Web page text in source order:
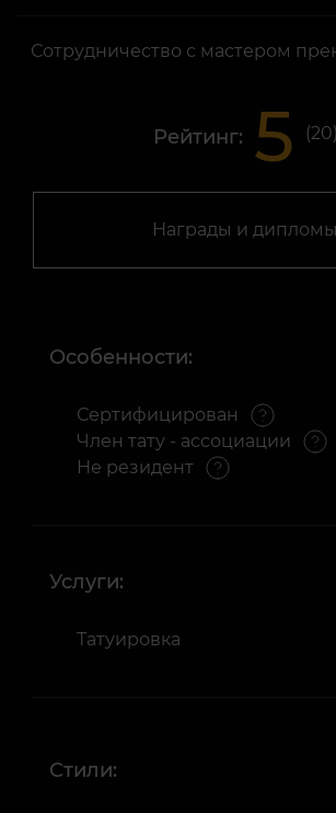
Сотрудничество с мастером
Рейтинг: 5 (20)
Награды и дипломы
Особенности:
Сертифицирован
Член тату - ассоциации
Не резидент
Услуги:
Татуировка
Стили: